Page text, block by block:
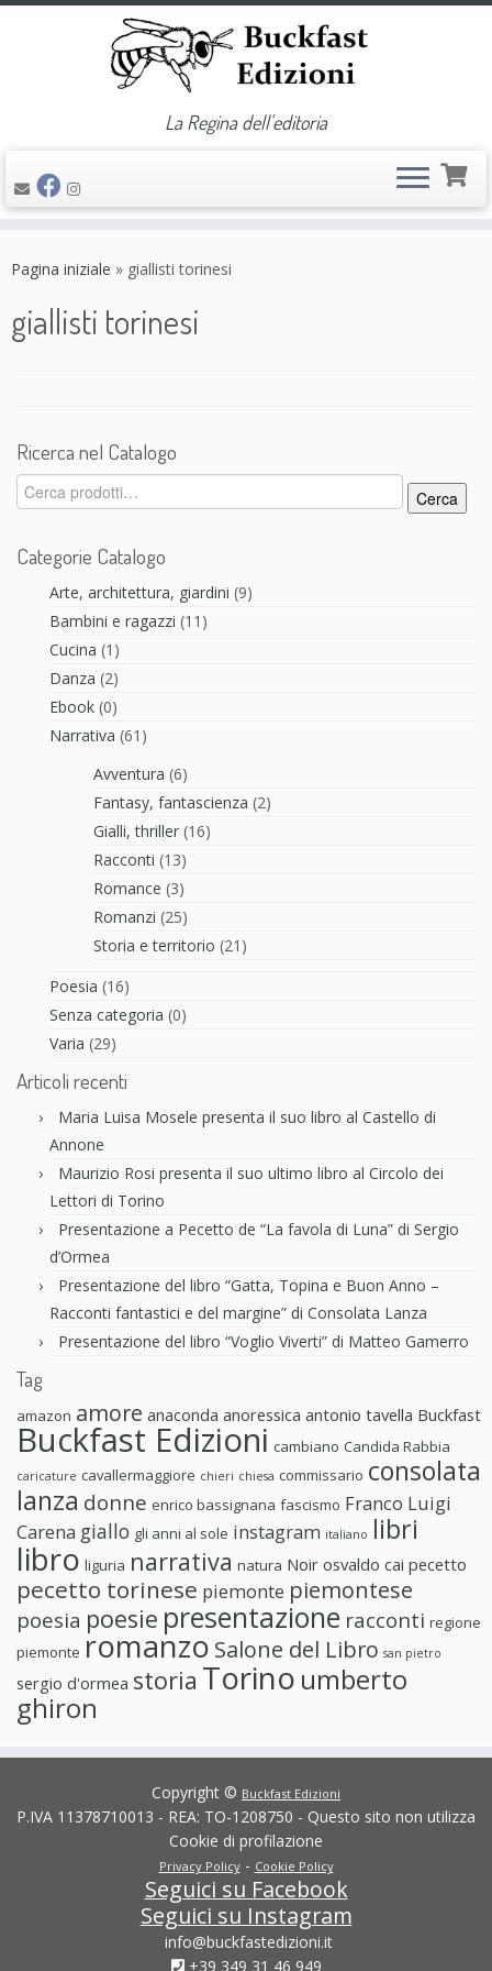
La Regina dell'editoria
Pagina iniziale » giallisti torinesi
giallisti torinesi
Ricerca nel Catalogo
Cerca:
Cerca
Categorie Catalogo
Arte, architettura, giardini (9)
Bambini e ragazzi (11)
Cucina (1)
Danza (2)
Ebook (0)
Narrativa (61)
Avventura (6)
Fantasy, fantascienza (2)
Gialli, thriller (16)
Racconti (13)
Romance (3)
Romanzi (25)
Storia e territorio (21)
Poesia (16)
Senza categoria (0)
Varia (29)
Articoli recenti
Maria Luisa Mosele presenta il suo libro al Castello di
Annone
Maurizio Rosi presenta il suo ultimo libro al Circolo dei
Lettori di Torino
Presentazione a Pecetto de “La favola di Luna” di Sergio
d’Ormea
Presentazione del libro “Gatta, Topina e Buon Anno –
Racconti fantastici e del margine” di Consolata Lanza
Presentazione del libro “Voglio Viverti” di Matteo Gamerro
Tag
amazon amore anaconda anoressica antonio tavella Buckfast
Buckfast Edizioni cambiano Candida Rabbia
caricature cavallermaggiore chieri chiesa commissario consolata
lanza donne enrico bassignana fascismo Franco Luigi
Carena giallo gli anni al sole instagram italiano libri
libro liguria narrativa natura Noir osvaldo cai pecetto
pecetto torinese piemonte piemontese
poesia poesie presentazione racconti regione
piemonte romanzo Salone del Libro san pietro
sergio d'ormea storia Torino umberto
ghiron
Copyright © Buckfast Edizioni
P.IVA 11378710013 - REA: TO-1208750 - Questo sito non utilizza
Cookie di profilazione
Privacy Policy- Cookie Policy
Seguici su Facebook
Seguici su Instagram
info@buckfastedizioni.it
+39 349 31 46 949